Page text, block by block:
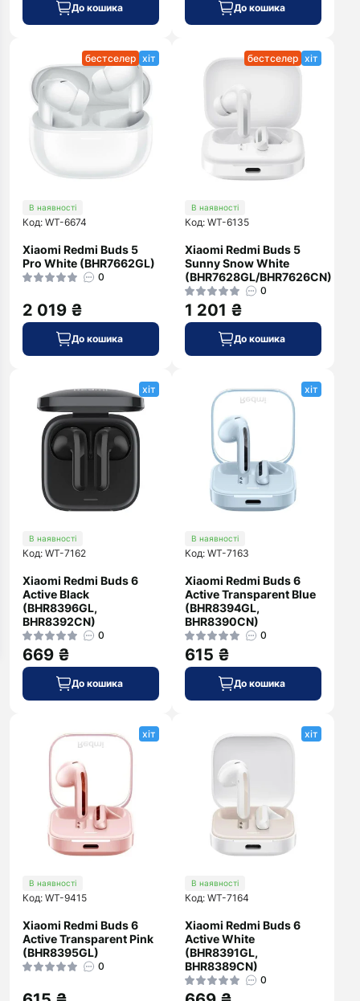
До кошика До кошика
бестселер хіт
В наявності
Код: WT-6674
Xiaomi Redmi Buds 5
Pro White (BHR7662GL)
0
2 019 ₴
До кошика
бестселер хіт
В наявності
Код: WT-6135
Xiaomi Redmi Buds 5
Sunny Snow White
(BHR7628GL/BHR7626CN)
0
1 201 ₴
До кошика
хіт
В наявності
Код: WT-7162
Xiaomi Redmi Buds 6
Active Black
(BHR8396GL,
BHR8392CN)
0
669 ₴
До кошика
хіт
В наявності
Код: WT-7163
Xiaomi Redmi Buds 6
Active Transparent Blue
(BHR8394GL,
BHR8390CN)
0
615 ₴
До кошика
хіт
В наявності
Код: WT-9415
Xiaomi Redmi Buds 6
Active Transparent Pink
(BHR8395GL)
0
хіт
В наявності
Код: WT-7164
Xiaomi Redmi Buds 6
Active White
(BHR8391GL,
BHR8389CN)
0